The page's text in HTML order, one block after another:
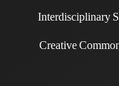
Interdisciplinary
Creative